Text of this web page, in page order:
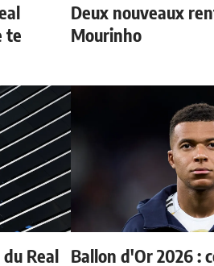
te
Deux nouveaux
Mourinho
Real Ballon d'Or 2026 :